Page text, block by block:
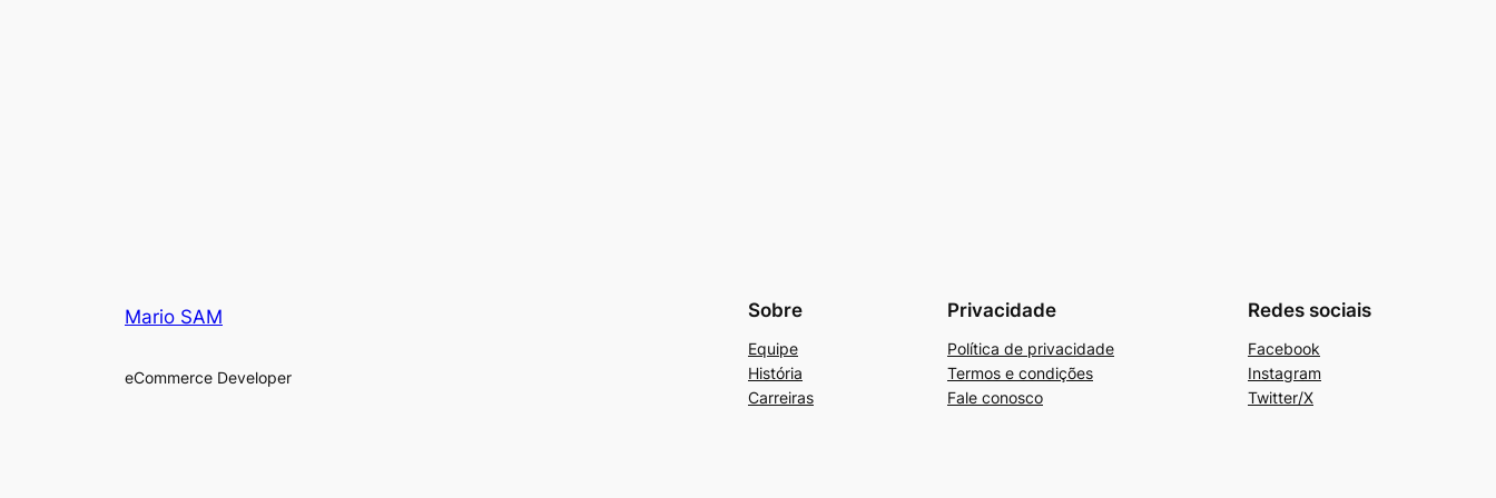
Mario SAM
eCommerce Developer
Sobre
Equipe
História
Carreiras
Privacidade
Política de privacidade
Termos e condições
Fale conosco
Redes sociais
Facebook
Instagram
Twitter/X